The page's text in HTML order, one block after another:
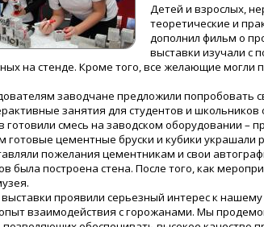
Детей и взрослых,
теоретические и
дополнил фильм о
выставки изучали с
на стенде. Кроме того, все желающие могли
заводчане предложили попробовать
занятия для студентов и
готовили смесь на заводском оборудовании
готовые цементные бруски и кубики
пожелания цементникам и свои
была построена стена. После того, как
проявили серьезный интерес к
взаимодействия с горожанами. Мы